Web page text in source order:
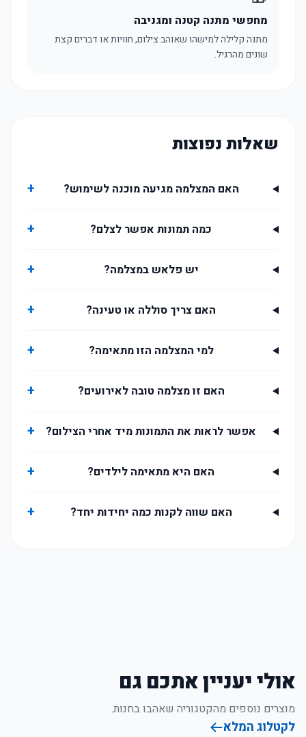
מחפשי מתנה קטנה ומגניבה
מתנה קלילה למישהו שאוהב צילום, חוויות או דברים קצת
שונים מהרגיל.
שאלות נפוצות
האם המצלמה מגיעה מוכנה לשימוש? +
כמה תמונות אפשר לצלם? +
יש פלאש במצלמה? +
האם צריך סוללה או טעינה? +
למי המצלמה הזו מתאימה? +
האם זו מצלמה טובה לאירועים? +
אפשר לראות את התמונות מיד אחרי הצילום? +
האם היא מתאימה לילדים? +
האם שווה לקנות כמה יחידות יחד? +
אולי יעניין אתכם גם
מוצרים נוספים מהקטגוריה שאהבו בחנות.
לקטלוג המלא